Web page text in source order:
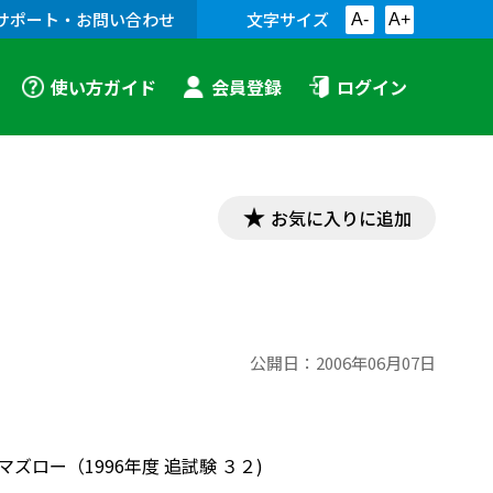
ポート・お問い合わせ 文字サイズ A- A+
使い方ガイド 会員登録 ログイン
お気に入りに追加
公開日： 2006年06月07日
ロー（1996年度 追試験 ３２)